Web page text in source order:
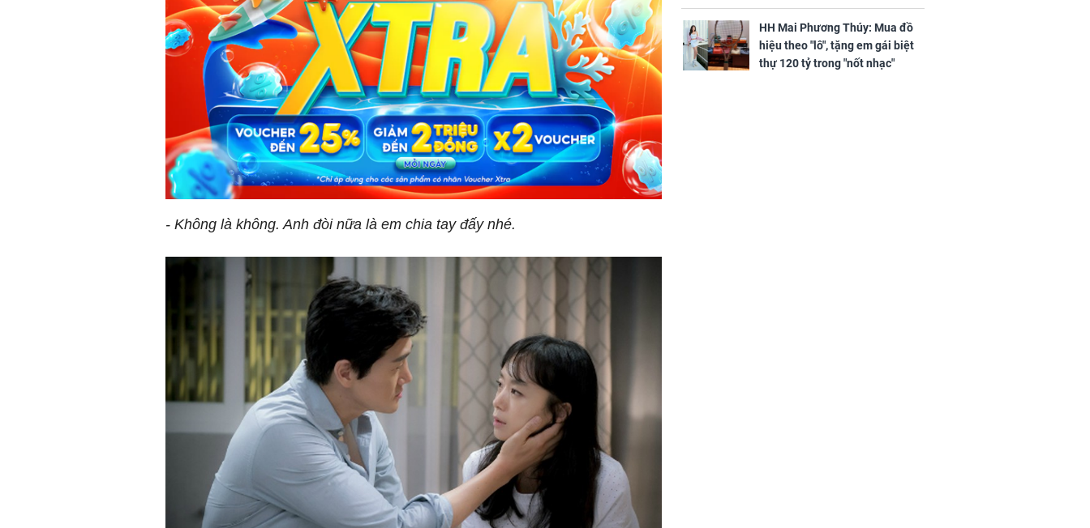
- Không là không. Anh đòi nữa là em chia tay đấy nhé.
Lộc, Phú Quý trăm bề,
đổi mệnh Phượng
Hoàng, ôm trọn cơ
ngơi đồ sộ
con giáp nhận phúc khí nhà trời,
tình tiền đỏ như son, vận may
hanh thông
HH Mai Phương Thúy: Mua đồ
hiệu theo "lô", tặng em gái biệt
thự 120 tỷ trong "nốt nhạc"